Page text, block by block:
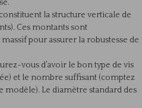
la structure verticale de
Ces montants sont
pour assurer la robustesse de
vous d’avoir le bon type de vis
et le nombre suffisant (comptez
modèle). Le diamètre standard des